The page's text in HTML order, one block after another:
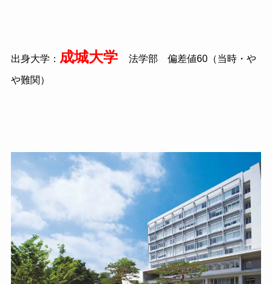
出身大学： 成城大学 法学部 偏差値60（当時・や
や難関）